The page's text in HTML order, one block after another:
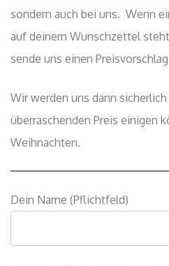
sondern auch bei uns. Wenn
auf deinem Wunschzettel
sende uns einen
Wir werden uns dann
überraschenden Preis einigen
Weihnachten.
Dein Name (Pflichtfeld)